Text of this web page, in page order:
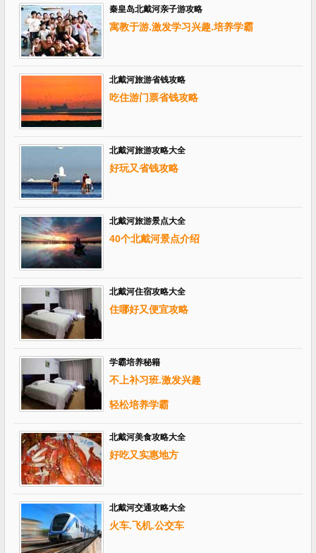
秦皇岛北戴河亲子游攻略
寓教于游.激发学习兴趣.培养学霸
北戴河旅游省钱攻略
吃住游门票省钱攻略
北戴河旅游攻略大全
好玩又省钱攻略
北戴河旅游景点大全
40个北戴河景点介绍
北戴河住宿攻略大全
住哪好又便宜攻略
学霸培养秘籍
不上补习班.激发兴趣
轻松培养学霸
北戴河美食攻略大全
好吃又实惠地方
北戴河交通攻略大全
火车.飞机.公交车